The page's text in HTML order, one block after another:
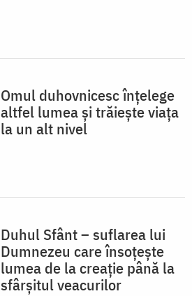
Omul duhovnicesc înțelege
altfel lumea și trăiește viața
la un alt nivel
Duhul Sfânt – suflarea lui
Dumnezeu care însoțește
lumea de la creație până la
sfârșitul veacurilor